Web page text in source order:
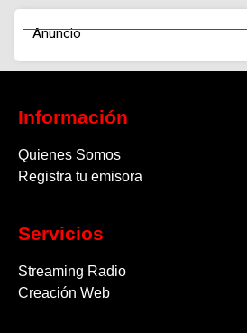
Anuncio
Información
Quienes Somos
Registra tu emisora
Servicios
Streaming Radio
Creación Web